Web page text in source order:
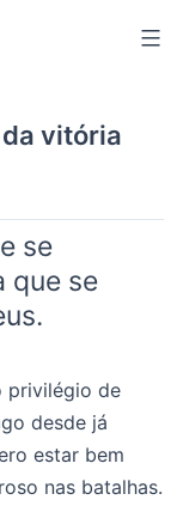
vitória
se
que se
privilégio de
desde já
estar bem
nas batalhas.